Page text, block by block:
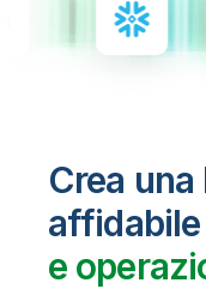
Crea
e